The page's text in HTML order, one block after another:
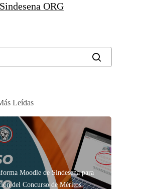
Sindesena ORG
Leídas
Moodle de Sindesena para
del Concurso de Méritos